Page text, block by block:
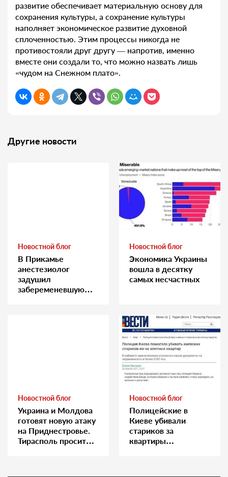
развитие обеспечивает материальную основу для
сохранения культуры, а сохранение культуры
наполняет экономическое развитие духовной
сплоченностью. Этим процессы никогда не
противостояли друг другу — напротив, именно
вместе они создали то, что можно назвать лишь
«чудом на Снежном плато».
Другие новости
Новостной блог
В Прикамье
анестезиолог
задушил
забеременевшую
Новостной блог
Экономика Украины
вошла в десятку
самых несчастных
Новостной блог
Украина и Молдова
готовят новую атаку
на Приднестровье.
Тирасполь просит
Новостной блог
Полицейские в
Киеве убивали
стариков за
квартиры…